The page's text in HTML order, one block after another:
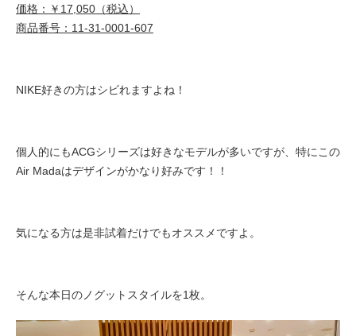
価格：￥17,050（税込）
商品番号：11-31-0001-607
NIKE好きの方はシビれますよね！
個人的にもACGシリーズは好きなモデルが多いですが、特にこの
Air Madaはデザインがかなり好みです！！
気になる方は是非試着だけでもオススメですよ。
そんな本日のノグットスタイルを1枚。